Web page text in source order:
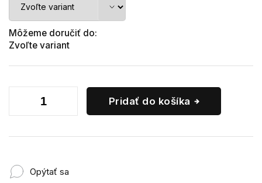
Môžeme doručiť do:
Zvoľte variant
Pridať do košíka
Opýtať sa